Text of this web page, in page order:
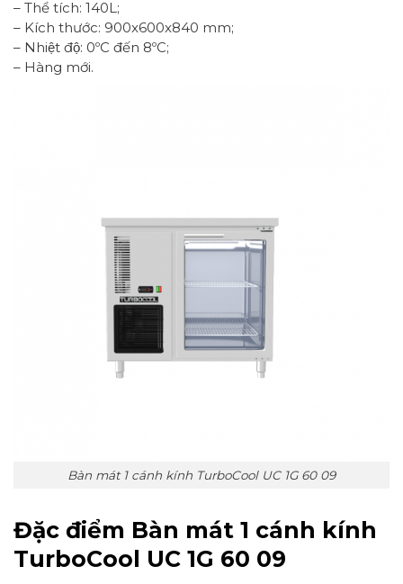
– Thể tích: 140L;
– Kích thước: 900x600x840 mm;
– Nhiệt độ: 0ºC đến 8ºC;
– Hàng mới.
Bàn mát 1 cánh kính TurboCool UC 1G 60 09
Đặc điểm Bàn mát 1 cánh kính
TurboCool UC 1G 60 09